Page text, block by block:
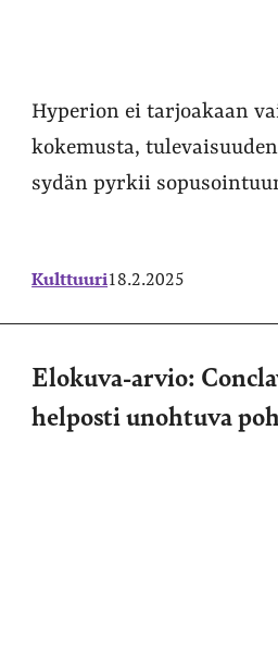
Hyperion ei tarjoakaan
kokemusta,
sydän pyrkii
Kulttuuri18.2.2025
Elokuva-arvio:
helposti unohtuva